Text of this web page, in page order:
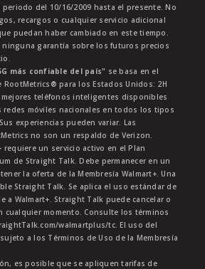
del 10/16/2009 hasta el presente. No
recargos o cualquier servicio adicional
puedan haber cambiado en este tiempo.
ninguna garantía sobre los futuros precios
más confiable del país" se basa en el
RootMetrics® para los Estados Unidos: 2H
mejores teléfonos inteligentes disponibles
redes móviles nacionales en todos los tipos
experiencias pueden variar. Las
no son un respaldo de Verizon.
requiere un servicio activo en el Plan
de Straight Talk. Debe permanecer en un
la oferta de la Membresía Walmart+. Una
Straight Talk. Se aplica el uso estándar de
a Walmart+. Straight Talk puede cancelar o
cualquier momento. Consulte los términos
walmartplus/tc. El uso del
a los Términos de Uso de la Membresía
es posible que se apliquen tarifas de